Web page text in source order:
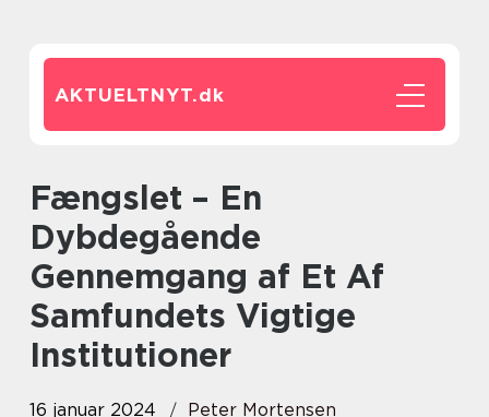
AKTUELTNYT.dk
Fængslet – En
Dybdegående
Gennemgang af Et Af
Samfundets Vigtige
Institutioner
16 januar 2024
Peter Mortensen